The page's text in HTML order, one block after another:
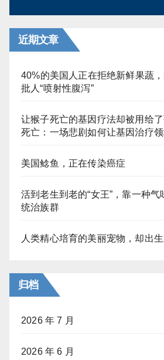
近期文章
40%的美国人正在拒绝新鲜果蔬
批人“喷射性腹泻”
让猴子死亡的基因疗法却被用给
死亡：一场悲剧如何让基因治疗
美国鲶鱼，正在传染癌症
活到老生到老的“女王”，靠一种气
统治族群
人类精心培育的美丽宠物，却出
归档
2026 年 7 月
2026 年 6 月